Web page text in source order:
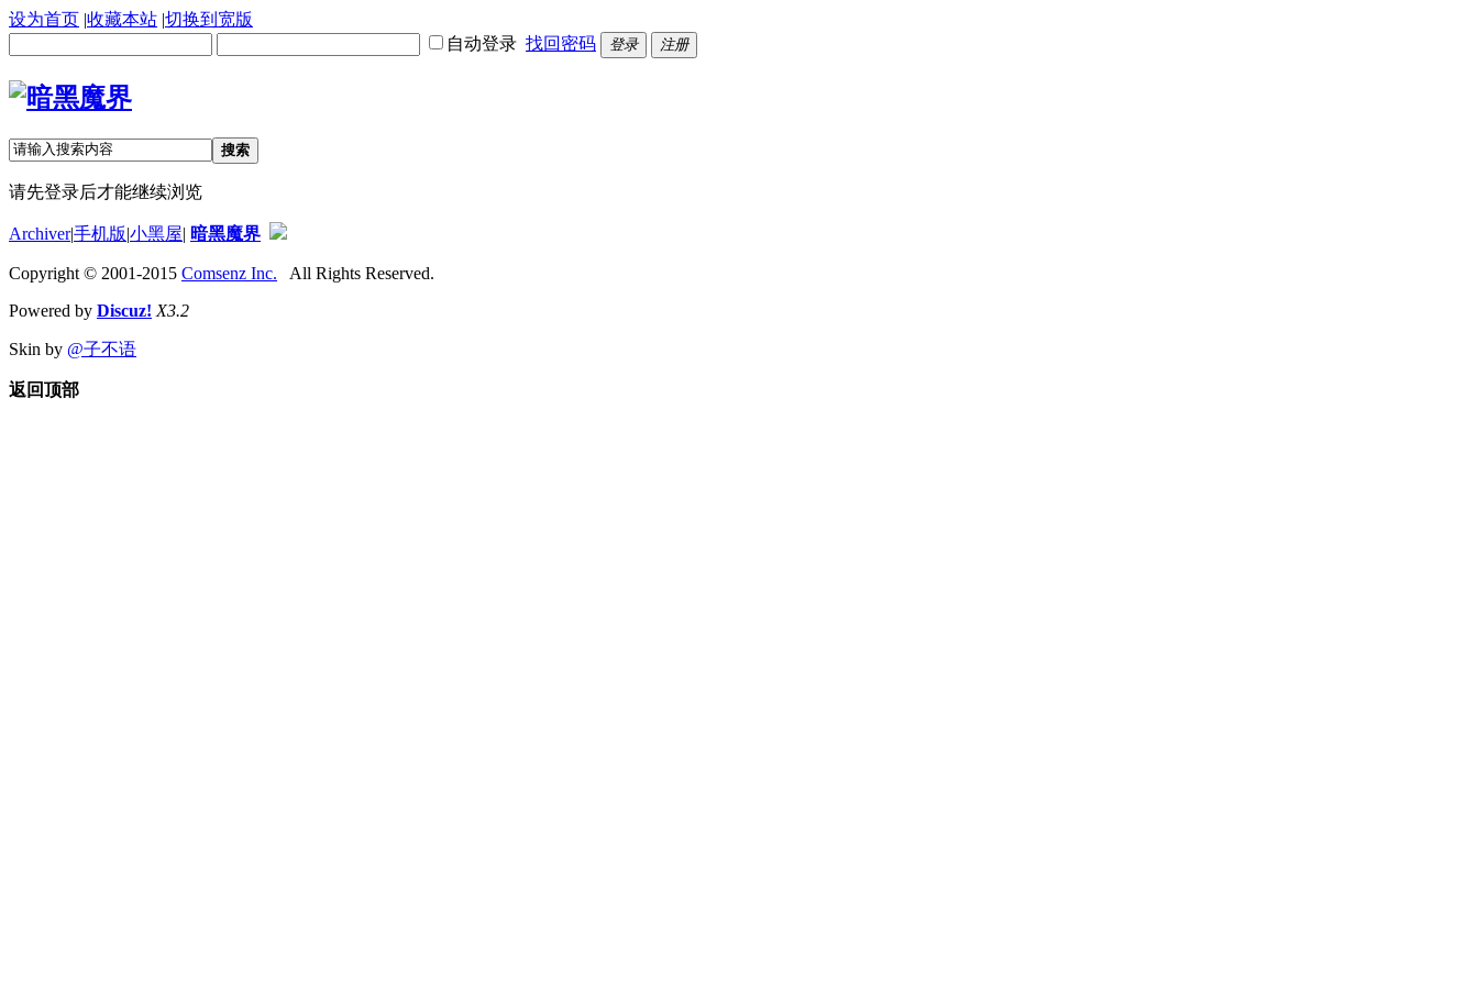
设为首页 |收藏本站 |切换到宽版
自动登录 找回密码 登录 注册
搜索
请先登录后才能继续浏览
Archiver|手机版|小黑屋| 暗黑魔界
Copyright © 2001-2015 Comsenz Inc. All Rights Reserved.
Powered by Discuz! X3.2
Skin by @子不语
返回顶部